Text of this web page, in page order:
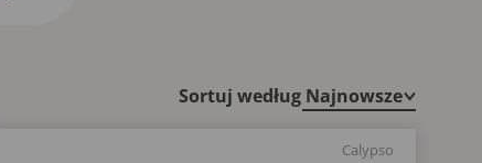
Sortuj według
Calypso